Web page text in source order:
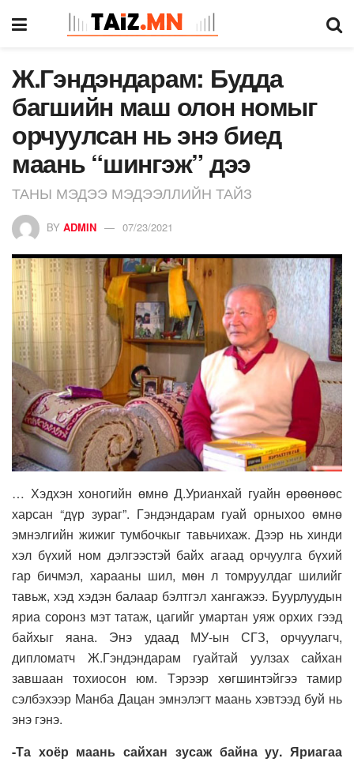
Ж.Гэндэндарам: Будда
багшийн маш олон номыг
орчуулсан нь энэ биед
маань “шингэж” дээ
ТАНЫ МЭДЭЭ МЭДЭЭЛЛИЙН ТАЙЗ
BY ADMIN 07/23/2021
… Хэдхэн хоногийн өмнө Д.Урианхай гуайн өрөөнөөс
харсан “дүр зураг”. Гэндэндарам гуай орныхоо өмнө
эмнэлгийн жижиг тумбочкыг тавьчихаж. Дээр нь хинди
хэл бүхий ном дэлгээстэй байх агаад орчуулга бүхий
гар бичмэл, харааны шил, мөн л томруулдаг шилийг
тавьж, хэд хэдэн балаар бэлтгэл хангажээ. Буурлуудын
яриа соронз мэт татаж, цагийг умартан уяж орхих гээд
байхыг яана. Энэ удаад МУ-ын СГЗ, орчуулагч,
дипломатч Ж.Гэндэндарам гуайтай уулзах сайхан
завшаан тохиосон юм. Тэрээр хөгшинтэйгээ тамир
сэлбэхээр Манба Дацан эмнэлэгт маань хэвтээд буй нь
энэ гэнэ.
-Та хоёр маань сайхан зусаж байна уу. Яриагаа